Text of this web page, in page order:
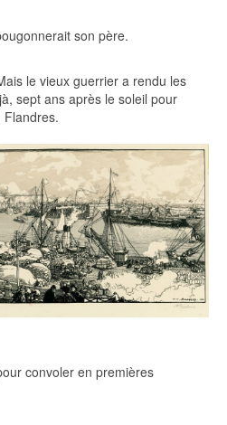
son père.
le vieux guerrier a rendu les
sept ans après le soleil pour
Flandres.
convoler en premières